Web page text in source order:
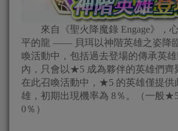
來自《聖火降魔錄 Engage》，
平的龍 —— 貝珥以神階英雄之姿降
喚活動中，包括過去登場的傳承英
內，只會以★5 成為夥伴的英雄們齊
在此召喚活動中，★5 的英雄僅提供
雄，初期出現機率為 8％。（一般
0％）